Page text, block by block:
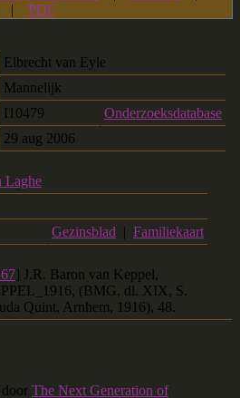
| PDF
Elbrecht van Eyle
Mannelijk
I10479
Onderzoeksdatabase
29 aug 2006
Laghe
Gezinsblad | Familiekaart
] J.R. Baron van Keppel,
(BMG, dl. XIX, S.
Quint, Arnhem, 1916), 48.
The Next Generation of